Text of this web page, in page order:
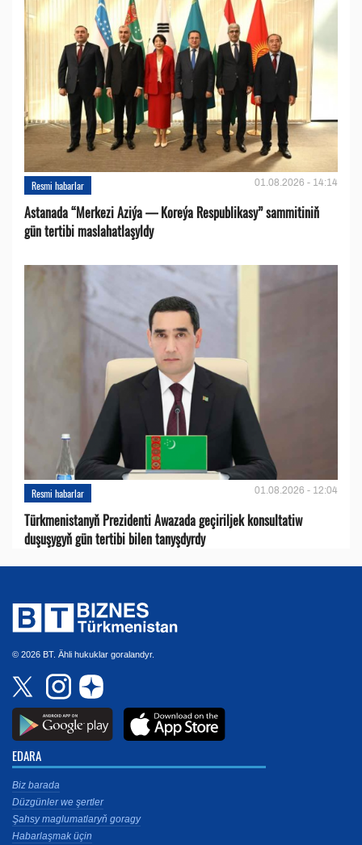
Resmi habarlar 01.08.2026 - 14:14
Astanada “Merkezi Aziýa — Koreýa Respublikasy” sammitiniň
gün tertibi maslahatlaşyldy
Resmi habarlar 01.08.2026 - 12:04
Türkmenistanyň Prezidenti Awazada geçiriljek konsultatiw
duşuşygyň gün tertibi bilen tanyşdyrdy
© 2026 BT. Ähli hukuklar goralandyr.
EDARA
Biz barada
Düzgünler we şertler
Şahsy maglumatlaryň goragy
Habarlaşmak üçin